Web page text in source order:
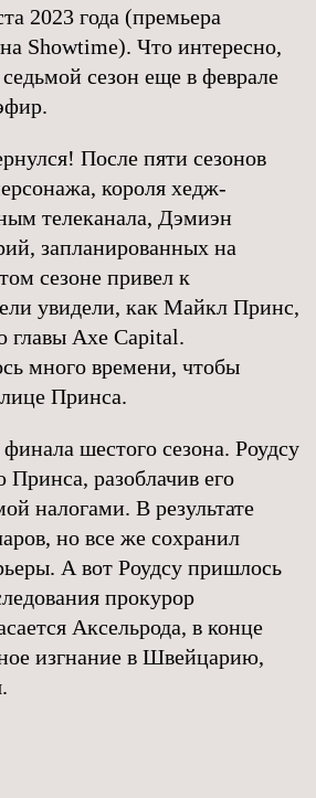
2023 года (премьера
Showtime). Что интересно,
сезон еще в феврале
После пяти сезонов
короля хедж-
телеканала, Дэмиэн
запланированных на
сезоне привел к
увидели, как Майкл Принс,
главы Axe Capital.
много времени, чтобы
Принса.
шестого сезона. Роудсу
разоблачив его
налогами. В результате
но все же сохранил
А вот Роудсу пришлось
прокурор
Аксельрода, в конце
изгнание в Швейцарию,